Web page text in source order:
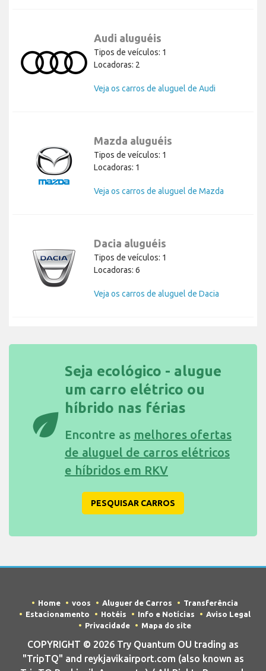
Audi aluguéis
Tipos de veículos: 1
Locadoras: 2
Veja os carros de aluguel de Audi
Mazda aluguéis
Tipos de veículos: 1
Locadoras: 1
Veja os carros de aluguel de Mazda
Dacia aluguéis
Tipos de veículos: 1
Locadoras: 6
Veja os carros de aluguel de Dacia
eco
Seja ecológico - alugue
um carro elétrico ou
híbrido nas férias
Encontre as melhores ofertas
de aluguel de carros elétricos
e híbridos em RKV
PESQUISAR CARROS
Home voos Aluguer de Carros
Transferência
Estacionamento
Hotéis Info e Notícias
Aviso Legal
Privacidade
Mapa do site
COPYRIGHT © 2026 Try Quantum OU trading as
"TripTQ" and reykjavikairport.com (also known as